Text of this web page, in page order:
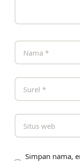
Simpan nama,